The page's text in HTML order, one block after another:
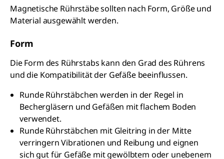
Magnetische Rührstäbe sollten nach Form, Größe und
Material ausgewählt werden.
Form
Die Form des Rührstabs kann den Grad des Rührens
und die Kompatibilität der Gefäße beeinflussen.
Runde Rührstäbchen werden in der Regel in
Bechergläsern und Gefäßen mit flachem Boden
verwendet.
Runde Rührstäbchen mit Gleitring in der Mitte
verringern Vibrationen und Reibung und eignen
sich gut für Gefäße mit gewölbtem oder unebenem